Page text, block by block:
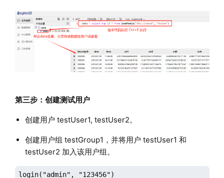
第三步：创建测试用户
创建用户 testUser1, testUser2。
创建用户组 testGroup1，并将用户 testUser1 和
testUser2 加入该用户组。
login("admin", "123456")